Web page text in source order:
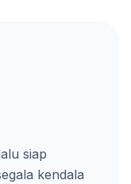
siap
kendala